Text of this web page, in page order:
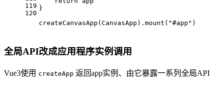
119
120
}
createCanvasApp ( CanvasApp ). mount ( "#app" )
全局API改成应用程序实例调用
Vue3使用 createApp 返回app实例、由它暴露一系列全局API